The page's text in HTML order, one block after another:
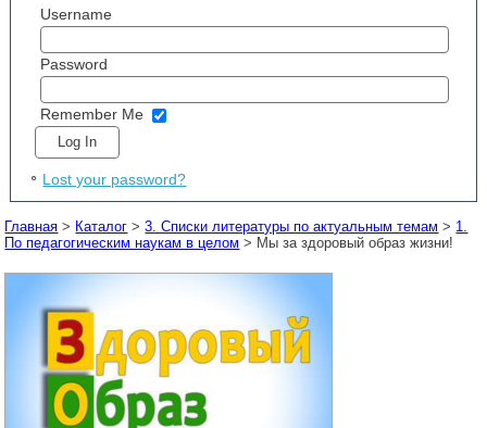
Username
Password
Remember Me
Lost your password?
Главная > Каталог >3. Списки литературы по актуальным темам > 1.
По педагогическим наукам в целом > Мы за здоровый образ жизни!